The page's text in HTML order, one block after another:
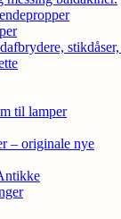
til lamper
– originale nye